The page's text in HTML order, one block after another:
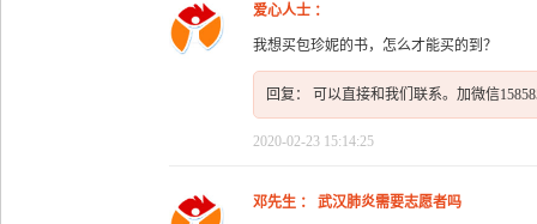
爱心人士 ：
我想买包珍妮的书，怎么才能买的到？
回复： 可以直接和我们联系。加微信
2020-02-23 15:14:25
邓先生 ： 武汉肺炎需要志愿者吗